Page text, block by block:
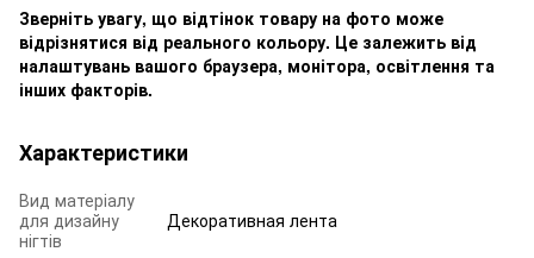
Зверніть увагу, що відтінок товару на фото може
відрізнятися від реального кольору. Це залежить від
налаштувань вашого браузера, монітора, освітлення та
інших факторів.
Характеристики
Вид матеріалу
для дизайну
нігтів
Декоративная лента